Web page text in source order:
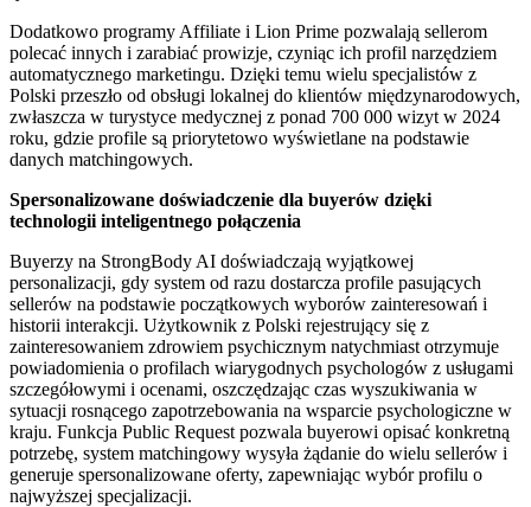
Dodatkowo programy Affiliate i Lion Prime pozwalają sellerom
polecać innych i zarabiać prowizje, czyniąc ich profil narzędziem
automatycznego marketingu. Dzięki temu wielu specjalistów z
Polski przeszło od obsługi lokalnej do klientów międzynarodowych,
zwłaszcza w turystyce medycznej z ponad 700 000 wizyt w 2024
roku, gdzie profile są priorytetowo wyświetlane na podstawie
danych matchingowych.
Spersonalizowane doświadczenie dla buyerów dzięki
technologii inteligentnego połączenia
Buyerzy na StrongBody AI doświadczają wyjątkowej
personalizacji, gdy system od razu dostarcza profile pasujących
sellerów na podstawie początkowych wyborów zainteresowań i
historii interakcji. Użytkownik z Polski rejestrujący się z
zainteresowaniem zdrowiem psychicznym natychmiast otrzymuje
powiadomienia o profilach wiarygodnych psychologów z usługami
szczegółowymi i ocenami, oszczędzając czas wyszukiwania w
sytuacji rosnącego zapotrzebowania na wsparcie psychologiczne w
kraju. Funkcja Public Request pozwala buyerowi opisać konkretną
potrzebę, system matchingowy wysyła żądanie do wielu sellerów i
generuje spersonalizowane oferty, zapewniając wybór profilu o
najwyższej specjalizacji.